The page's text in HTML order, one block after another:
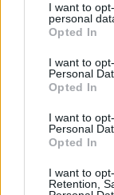
a este sitio y
parte inferior de
Please note that
services and
not limited to
use your data
consent section.
I want to
personal
Opted In
I want to
Personal
Opted In
I want to
Personal
Opted In
I want to
Retention,
NACIONAL
de ambiente
su XIV